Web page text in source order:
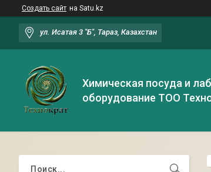
Создать сайт на Satu.kz
ул. Исатая 3 "Б", Тараз, Казахстан
Химическая посуда и
оборудование ТОО